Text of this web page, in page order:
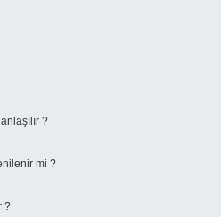
?
mi ?
?